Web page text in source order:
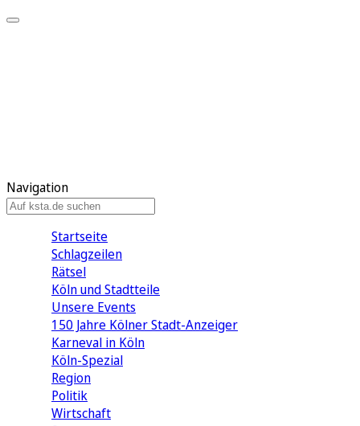
Navigation
Startseite
Schlagzeilen
Rätsel
Köln und Stadtteile
Unsere Events
150 Jahre Kölner Stadt-Anzeiger
Karneval in Köln
Köln-Spezial
Region
Politik
Wirtschaft